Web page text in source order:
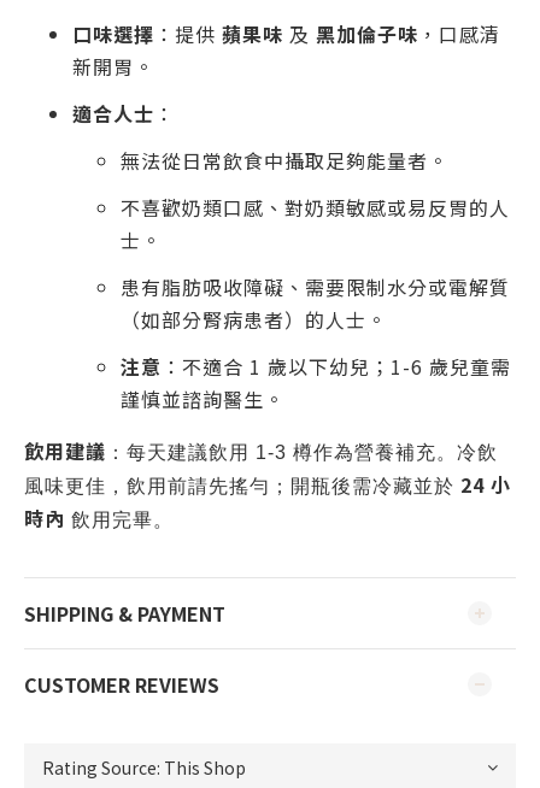
口味選擇 ：提供 蘋果味 及 黑加倫子味 ，口感清
新開胃。
適合人士 ：
無法從日常飲食中攝取足夠能量者。
不喜歡奶類口感、對奶類敏感或易反胃的人
士。
患有脂肪吸收障礙、需要限制水分或電解質
（如部分腎病患者）的人士。
注意 ：不適合 1 歲以下幼兒；1-6 歲兒童需
謹慎並諮詢醫生。
飲用建議 ：每天建議飲用 1-3 樽作為營養補充。冷飲
風味更佳，飲用前請先搖勻；開瓶後需冷藏並於 24 小
時內 飲用完畢。
SHIPPING & PAYMENT
CUSTOMER REVIEWS